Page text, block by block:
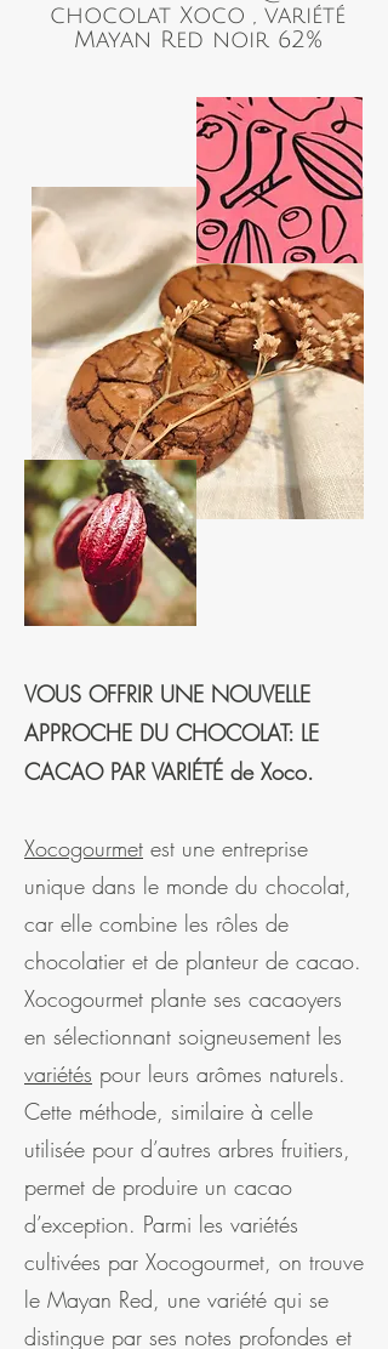
chocolat Xoco , variété
Mayan Red noir 62%
VOUS OFFRIR UNE NOUVELLE
APPROCHE DU CHOCOLAT: LE
CACAO PAR VARIÉTÉ de Xoco.
Xocogourmet est une entreprise
unique dans le monde du chocolat,
car elle combine les rôles de
chocolatier et de planteur de cacao.
Xocogourmet plante ses cacaoyers
en sélectionnant soigneusement les
variétés pour leurs arômes naturels.
Cette méthode, similaire à celle
utilisée pour d’autres arbres fruitiers,
permet de produire un cacao
d’exception. Parmi les variétés
cultivées par Xocogourmet, on trouve
le Mayan Red, une variété qui se
distingue par ses notes profondes et